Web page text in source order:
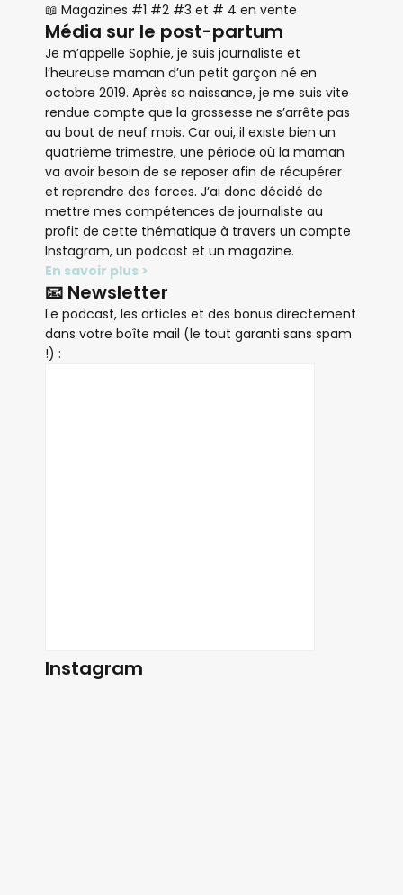
📖 Magazines #1 #2 #3 et # 4 en vente
Média sur le post-partum
Je m’appelle Sophie, je suis journaliste et
l’heureuse maman d’un petit garçon né en
octobre 2019. Après sa naissance, je me suis vite
rendue compte que la grossesse ne s’arrête pas
au bout de neuf mois. Car oui, il existe bien un
quatrième trimestre, une période où la maman
va avoir besoin de se reposer afin de récupérer
et reprendre des forces. J’ai donc décidé de
mettre mes compétences de journaliste au
profit de cette thématique à travers un compte
Instagram, un podcast et un magazine.
En savoir plus >
📧 Newsletter
Le podcast, les articles et des bonus directement
dans votre boîte mail (le tout garanti sans spam
!) :
Instagram